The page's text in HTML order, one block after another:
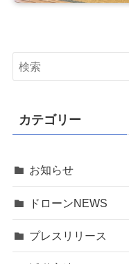
カテゴリー
お知らせ
ドローンNEWS
プレスリリース